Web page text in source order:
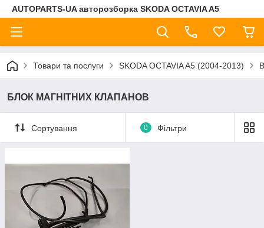
AUTOPARTS-UA авторозборка SKODA OCTAVIA A5
Товари та послуги SKODA OCTAVIA A5 (2004-2013)
БЛОК МАГНІТНИХ КЛАПАНОВ
Сортування 0 Фільтри